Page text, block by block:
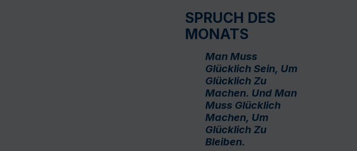
SPRUCH DES
MONATS
Man Muss
Glücklich Sein, Um
Glücklich Zu
Machen. Und Man
Muss Glücklich
Machen, Um
Glücklich Zu
Bleiben.